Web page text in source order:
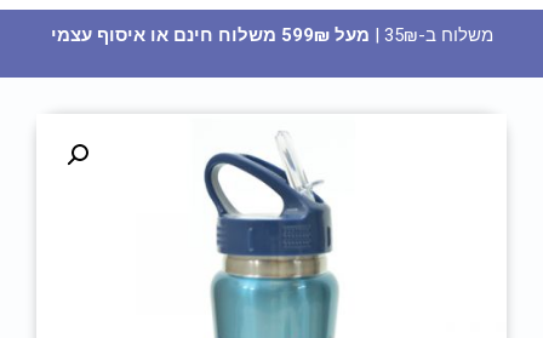
מדבקת קיר גדולה - מכבי חיפה
59.90₪
משלוח ב-35₪ | מעל 599₪ משלוח חינם או איסוף עצמי